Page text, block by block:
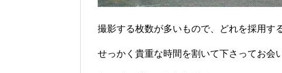
撮影する枚数が多いもので、どれを採用す
せっかく貴重な時間を割いて下さってお会